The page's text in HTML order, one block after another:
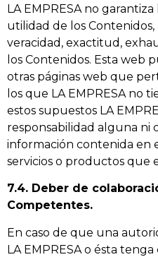
LA EMPRESA no
utilidad de los
veracidad, exactitud,
los Contenidos. Esta web
otras páginas web que
los que LA EMPRESA no
estos supuestos LA
responsabilidad alguna ni
información contenida en
servicios o productos que
7.4. Deber de
Competentes.
En caso de que una
LA EMPRESA o ésta